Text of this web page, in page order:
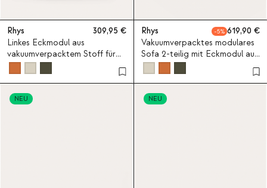
Rhys
309,95
Linkes Eckmodul aus
vakuumverpacktem Stoff für
modulares Sofa Rhys
Rhys 5
619,90
Vakuumverpacktes modulares
Sofa 2-teilig mit Eckmodul aus
Stoff Rhys
NEU NEU